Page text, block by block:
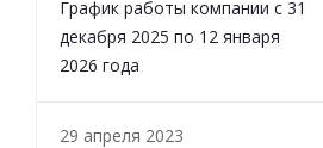
График работы компании с 31
декабря 2025 по 12 января
2026 года
29 апреля 2023